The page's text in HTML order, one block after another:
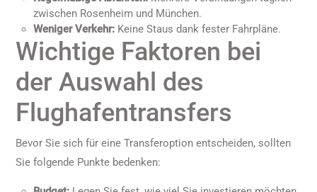
zwischen Rosenheim und München.
Weniger Verkehr: Keine Staus dank fester Fahrpläne.
Wichtige Faktoren bei
der Auswahl des
Flughafentransfers
Bevor Sie sich für eine Transferoption entscheiden, sollten
Sie folgende Punkte bedenken: